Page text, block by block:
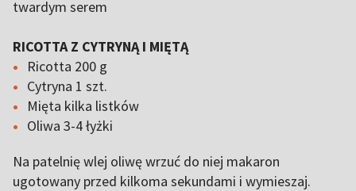
twardym serem
RICOTTA Z CYTRYNĄ I MIĘTĄ
Ricotta 200 g
Cytryna 1 szt.
Mięta kilka listków
Oliwa 3-4 łyżki
Na patelnię wlej oliwę wrzuć do niej makaron
ugotowany przed kilkoma sekundami i wymieszaj.